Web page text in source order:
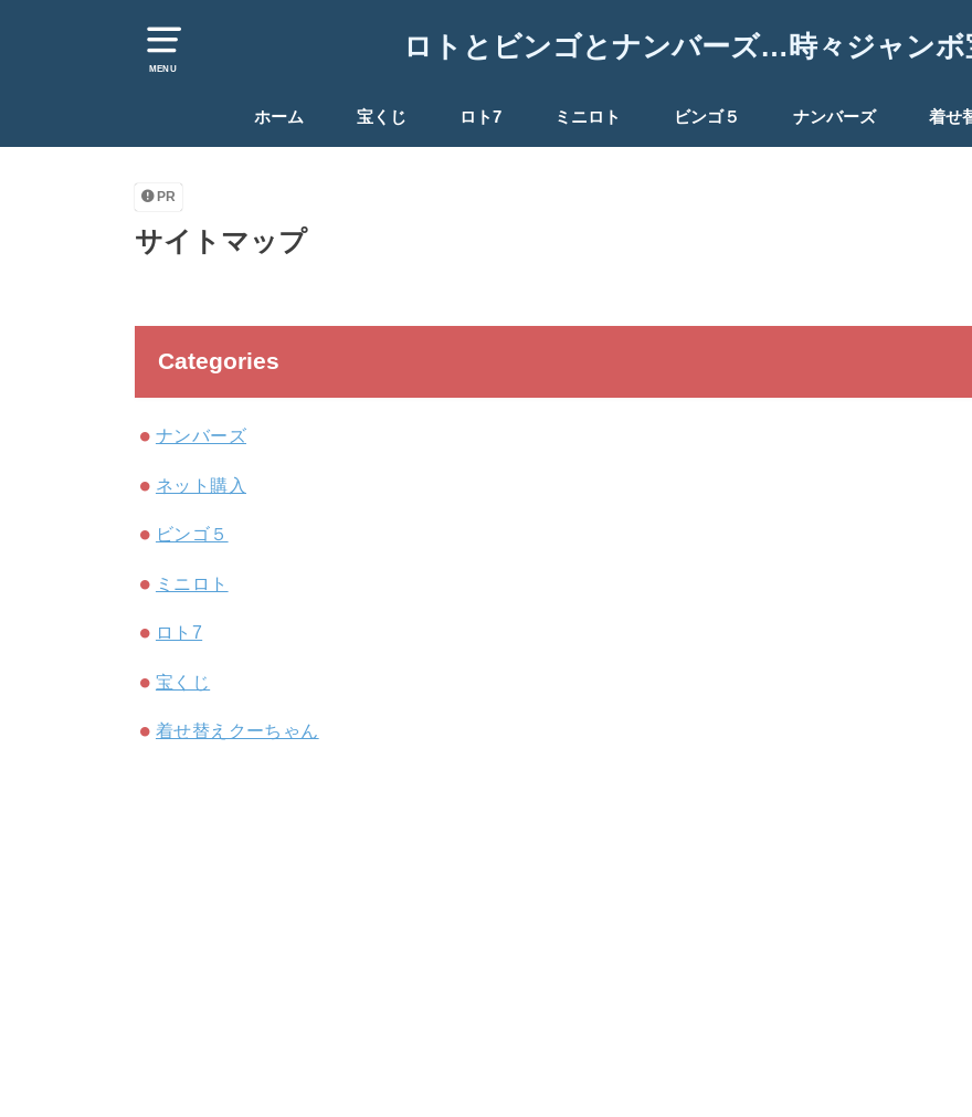
MENU
ロトとビンゴとナンバーズ…時々ジャンボ
ホーム 宝くじ ロト7 ミニロト ビンゴ５ ナンバーズ 着せ
PR
サイトマップ
Categories
ナンバーズ
ネット購入
ビンゴ５
ミニロト
ロト7
宝くじ
着せ替えクーちゃん